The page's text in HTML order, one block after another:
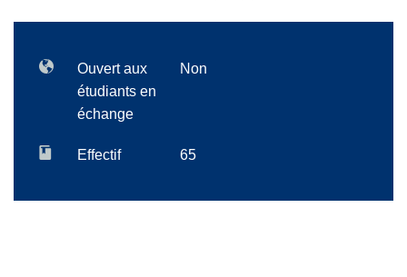
Ouvert aux
étudiants en
échange
Non
Effectif 65